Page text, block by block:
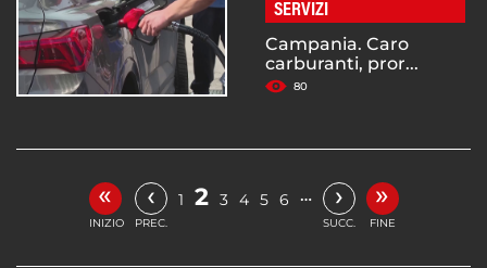
SERVIZI
Campania. Caro
carburanti, pror...
80
«
INIZIO
‹
PREC.
1 2 3 4 5 6 … ›
SUCC.
»
FINE